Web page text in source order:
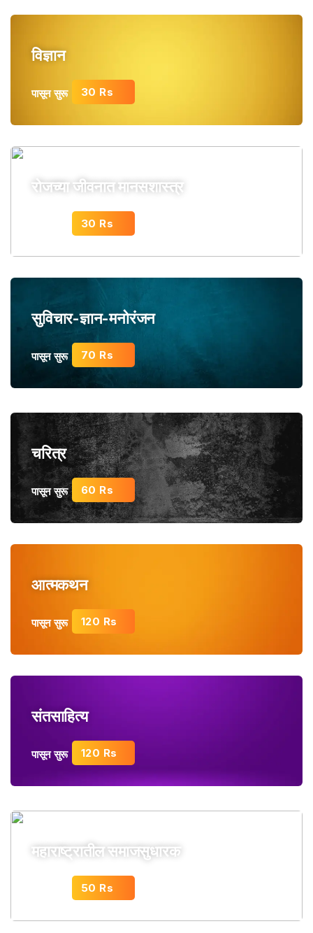
विज्ञान
पासून सुरू 30 Rs
रोजच्या जीवनात मानसशास्त्र
30 Rs
सुविचार-ज्ञान-मनोरंजन
पासून सुरू 70 Rs
चरित्र
पासून सुरू 60 Rs
आत्मकथन
पासून सुरू 120 Rs
संतसाहित्य
पासून सुरू 120 Rs
महाराष्ट्रातील समाजसुधारक
50 Rs